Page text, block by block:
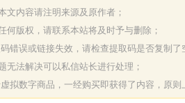
文内容请注明来源及原作者；
何版权，请联系本站将及时予与删除；
错误或链接失效，请检查提取码是否复制
无法解决可以私信站长进行处理；
拟数字商品，一经购买即获得了内容，原